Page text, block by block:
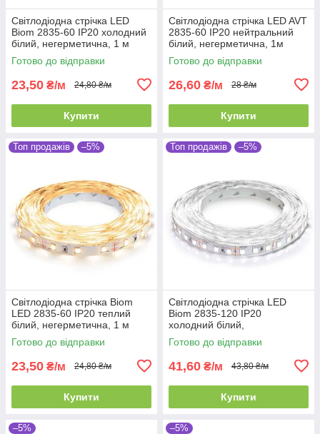
Світлодіодна стрічка LED
Biom 2835-60 IP20 холодний
білий, негерметична, 1 м
Готово до відправки
23,50 ₴/м 24,80 ₴/м
Купити
Світлодіодна стрічка LED AVT
2835-60 IP20 нейтральний
білий, негерметична, 1м
Готово до відправки
26,60 ₴/м 28 ₴/м
Купити
Топ продажів –5%
Світлодіодна стрічка Biom
LED 2835-60 IP20 теплий
білий, негерметична, 1 м
Готово до відправки
23,50 ₴/м 24,80 ₴/м
Купити
Топ продажів –5%
Світлодіодна стрічка LED
Biom 2835-120 IP20
холодний білий,
негерметична, 1 м
Готово до відправки
41,60 ₴/м 43,80 ₴/м
Купити
–5% –5%